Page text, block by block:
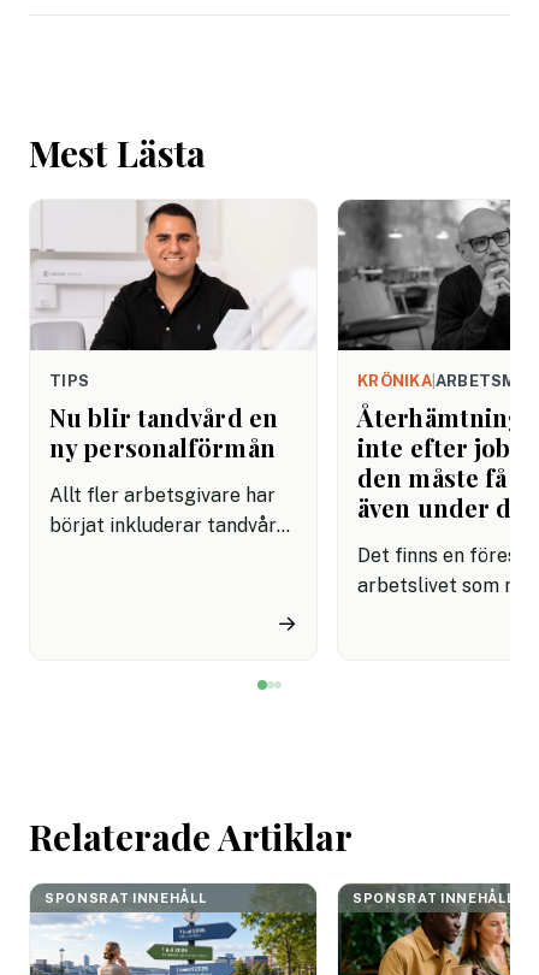
Mest Lästa
TIPS
Nu blir tandvård en
ny personalförmån
Allt fler arbetsgivare har
börjat inkluderar tandvård i
miljon svenskar uppger att
→
KRÖNIKA|
Återhämtning
inte efter
den måste få
även under
Det finns en
arbetslivet som
Relaterade Artiklar
SPONSRAT INNEHÅLL SPONSRAT INNEHÅLL